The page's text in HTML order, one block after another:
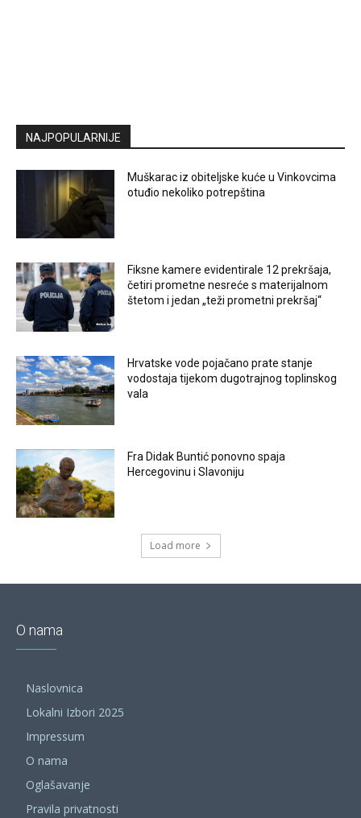
NAJPOPULARNIJE
Muškarac iz obiteljske kuće u Vinkovcima
otuđio nekoliko potrepština
Fiksne kamere evidentirale 12 prekršaja,
četiri prometne nesreće s materijalnom
štetom i jedan „teži prometni prekršaj“
Hrvatske vode pojačano prate stanje
vodostaja tijekom dugotrajnog toplinskog
vala
Fra Didak Buntić ponovno spaja
Hercegovinu i Slavoniju
Load more
O nama
Naslovnica
Lokalni Izbori 2025
Impressum
O nama
Oglašavanje
Pravila privatnosti